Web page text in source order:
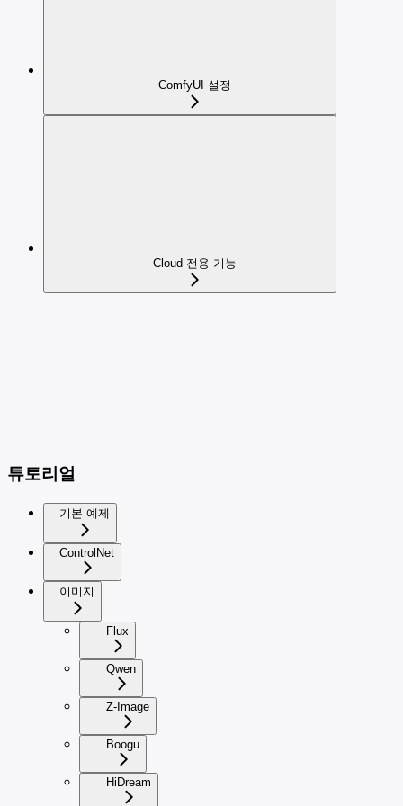
ComfyUI 설정
Cloud 전용 기능
튜토리얼
기본 예제
ControlNet
이미지
Flux
Qwen
Z-Image
Boogu
HiDream